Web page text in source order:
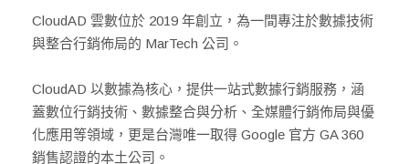
CloudAD 雲數位於 2019 年創立，為一間專注於數據技術
與整合行銷佈局的 MarTech 公司。
CloudAD 以數據為核心，提供一站式數據行銷服務，涵
蓋數位行銷技術、數據整合與分析、全媒體行銷佈局與優
化應用等領域，更是台灣唯一取得 Google 官方 GA 360
銷售認證的本土公司。